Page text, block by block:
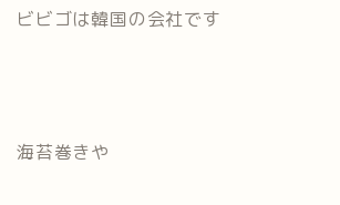
ビビゴは韓国の会社です
海苔巻きや